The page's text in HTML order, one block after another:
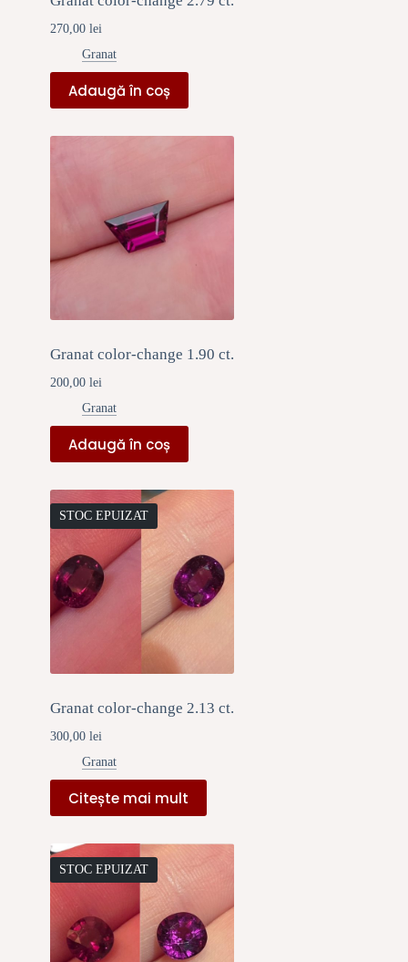
270,00 lei
Granat
Adaugă în coș
Granat color-change 1.90 ct.
200,00 lei
Granat
Adaugă în coș
STOC EPUIZAT
Granat color-change 2.13 ct.
300,00 lei
Granat
Citește mai mult
STOC EPUIZAT